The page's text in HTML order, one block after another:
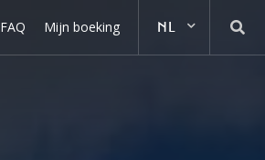
FAQ Mijn boeking